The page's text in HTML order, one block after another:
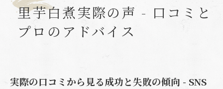
里芋白煮実際の声 - 口コミと
プロのアドバイス
実際の口コミから見る成功と失敗の傾向 - SNS